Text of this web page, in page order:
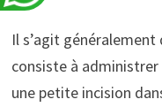
Il s’agit généralement
consiste à
une petite incision